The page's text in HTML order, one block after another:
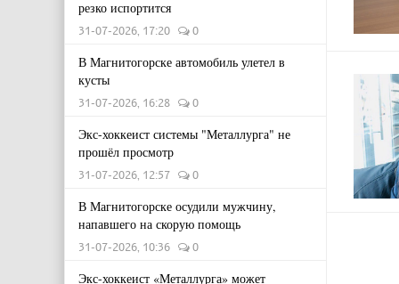
резко испортится
31-07-2026, 17:20 0
В Магнитогорске автомобиль улетел в
кусты
31-07-2026, 16:28 0
Экс-хоккеист системы "Металлурга" не
прошёл просмотр
31-07-2026, 12:57 0
В Магнитогорске осудили мужчину,
напавшего на скорую помощь
31-07-2026, 10:36 0
Экс-хоккеист «Металлурга» может